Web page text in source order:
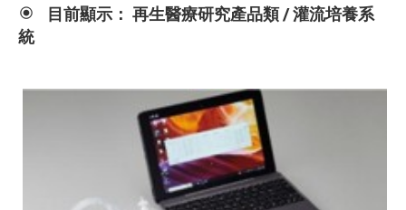
目前顯示： 再生醫療研究產品類 / 灌流培養系
統